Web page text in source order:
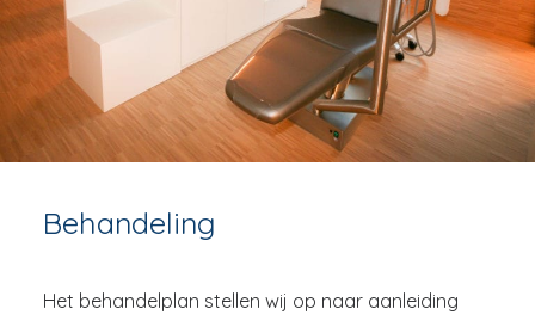
TARIEVEN
ONZE PRAKTIJK
ADRES & ROUTE
ONS TELEFOONNUMMER: 058 – 30 31 400
Behandeling
Het behandelplan stellen wij op naar aanleiding